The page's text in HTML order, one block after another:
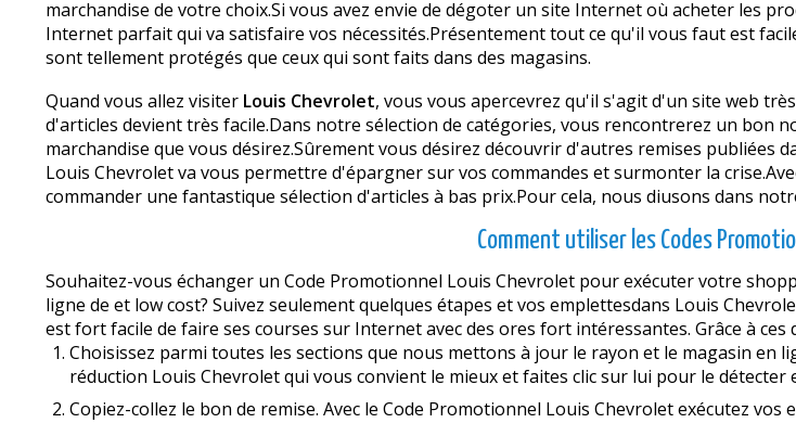
marchandise de votre choix.Si vous avez envie de dégoter un site Internet où acheter les
Internet parfait qui va satisfaire vos nécessités.Présentement tout ce qu'il vous faut est
sont tellement protégés que ceux qui sont faits dans des magasins.
Quand vous allez visiter Louis Chevrolet, vous vous apercevrez qu'il s'agit d'un site web
d'articles devient très facile.Dans notre sélection de catégories, vous rencontrerez un bon
marchandise que vous désirez.Sûrement vous désirez découvrir d'autres remises publiées
Louis Chevrolet va vous permettre d'épargner sur vos commandes et surmonter la
commander une fantastique sélection d'articles à bas prix.Pour cela, nous diffusons dans
Comment utiliser les Codes
Souhaitez-vous échanger un Code Promotionnel Louis Chevrolet pour exécuter votre
ligne de et low cost? Suivez seulement quelques étapes et vos emplettesdans Louis
est fort facile de faire ses courses sur Internet avec des offres fort intéressantes. Grâce à
Choisissez parmi toutes les sections que nous mettons à jour le rayon et le magasin en
réduction Louis Chevrolet qui vous convient le mieux et faites clic sur lui pour le détecter
Copiez-collez le bon de remise. Avec le Code Promotionnel Louis Chevrolet exécutez